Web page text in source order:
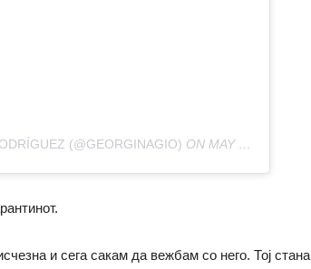
(@GEORGINAGIO) ON MAY 26, 2020 AT 9:10AM PDT
и сега сакам да вежбам со него. Тој стана